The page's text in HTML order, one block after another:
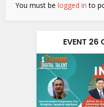
You must belogged in to
EVENT 26